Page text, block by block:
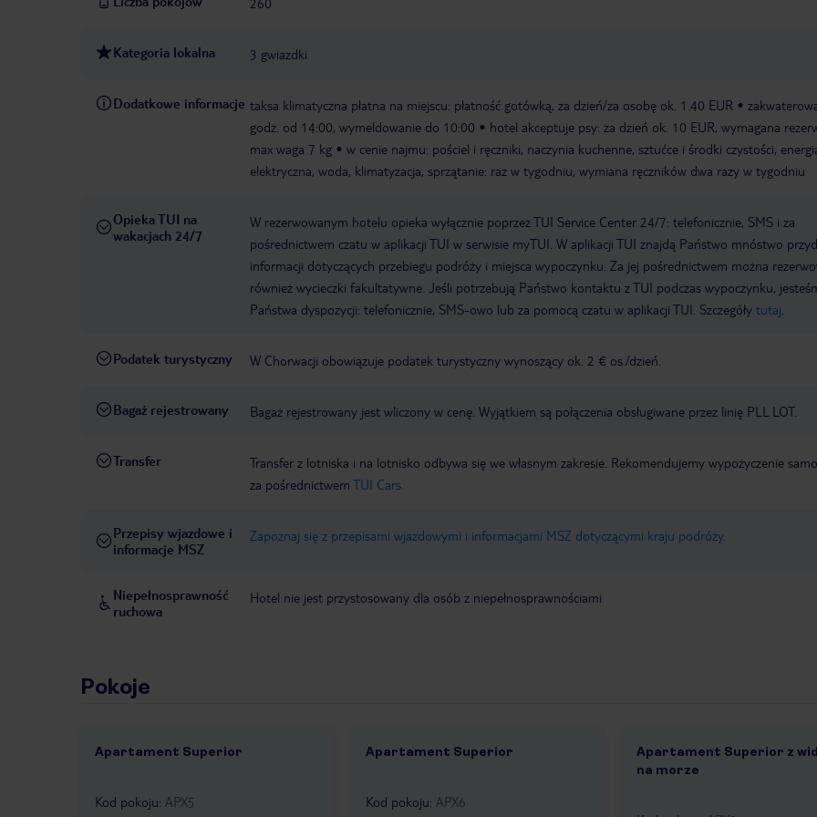
Kategoria lokalna 3 gwiazdki
Dodatkowe informacje taksa klimatyczna płatna na miejscu: płatność gotówką, za dzień/za osobę ok. 1.40 EUR
godz. od 14:00, wymeldowanie do 10:00
hotel akceptuje psy: za dzień ok. 10 EUR, wymagana
max waga 7 kg
w cenie najmu: pościel i ręczniki, naczynia kuchenne, sztućce i środki czystości,
elektryczna, woda, klimatyzacja, sprzątanie: raz w tygodniu, wymiana ręczników dwa razy w tygodniu
Opieka TUI na
wakacjach 24/7
W rezerwowanym hotelu opieka wyłącznie poprzez TUI Service Center 24/7: telefonicznie, SMS i za
pośrednictwem czatu w aplikacji TUI w serwisie myTUI. W aplikacji TUI znajdą Państwo mnóstwo
informacji dotyczących przebiegu podróży i miejsca wypoczynku. Za jej pośrednictwem można
również wycieczki fakultatywne. Jeśli potrzebują Państwo kontaktu z TUI podczas wypoczynku,
Państwa dyspozycji: telefonicznie, SMS-owo lub za pomocą czatu w aplikacji TUI. Szczegóły tutaj
Podatek turystyczny W Chorwacji obowiązuje podatek turystyczny wynoszący ok. 2 € os./dzień.
Bagaż rejestrowany Bagaż rejestrowany jest wliczony w cenę. Wyjątkiem są połączenia obsługiwane przez linię PLL LOT.
Transfer
Transfer z lotniska i na lotnisko odbywa się we własnym zakresie. Rekomendujemy wypożyczenie
za pośrednictwem TUI Cars.
Przepisy wjazdowe i
informacje MSZ
Zapoznaj się z przepisami wjazdowymi i informacjami MSZ dotyczącymi kraju podróży.
Niepełnosprawność
ruchowa
Hotel nie jest przystosowany dla osób z niepełnosprawnościami
Pokoje
Apartament Superior
1 /7
Kod pokoju: APX5
Apartament Superior
1 /17
Kod pokoju: APX6
Apartament Superior z
na morze
1 /5